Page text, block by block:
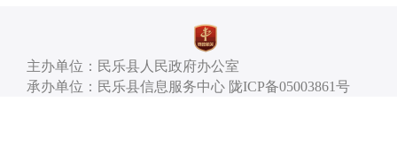
主办单位：民乐县人民政府办公室
承办单位：民乐县信息服务中心 陇ICP备05003861号